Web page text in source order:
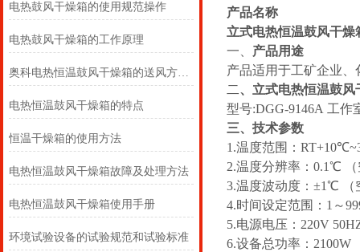
电热鼓风干燥箱的使用规范操作
电热鼓风干燥箱的工作原理
奥科电热恒温鼓风干燥箱的送风方式？
电热恒温鼓风干燥箱的特点
恒温干燥箱的使用方法
电热恒温鼓风干燥箱故障及处理方法
电热恒温鼓风干燥箱使用手册
环境试验设备的试验规范和试验标准
产品名称
立式电热恒温鼓风干燥
一、 产品用途
产品适用于工矿企业
二、 立式电热恒温鼓风
型号:DGG-9146A 工作
三、 技术参数
1.温度范围：
2.温度分辨率：0.1℃
3.温度波动度：±1℃ （
4.时间设定范围：1～
5.电源电压：220V
6.设备总功率：2100W